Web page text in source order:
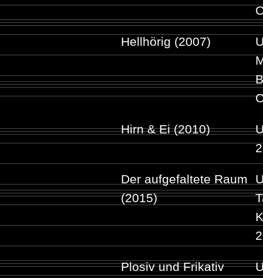
Hellhörig (2007)
Hirn & Ei (2010)
Der aufgefaltete Raum
(2015)
Plosiv und Frikativ